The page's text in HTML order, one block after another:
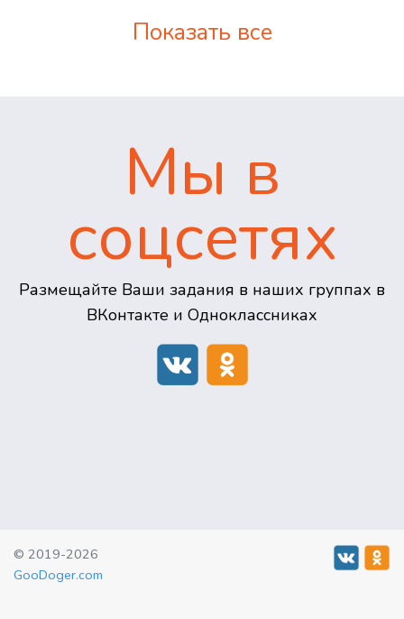
Показать все
Мы в
соцсетях
Размещайте Ваши задания в наших группах в
ВКонтакте и Одноклассниках
© 2019-2026
GooDoger.com